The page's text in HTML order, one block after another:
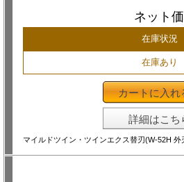
ネット価
在庫状況
在庫あり
カートに入れ
詳細はこち
マイルドツイン・ツインエクス替刃(W-52H 外